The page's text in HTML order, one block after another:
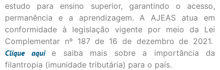
estudo para ensino superior, garantindo o acesso,
permanência e a aprendizagem. A AJEAS atua em
conformidade à legislação vigente por meio da Lei
Complementar nº 187 de 16 de dezembro de 2021.
Cliqueaqui
e saiba mais sobre a importância da
filantropia (imunidade tributária) para o país.